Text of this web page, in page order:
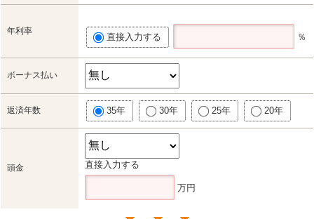
年利率
直接入力する ％
ボーナス払い
返済年数 35年 30年 25年 20年
頭金 直接入力する
万円